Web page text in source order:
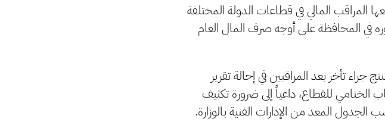
المراقب المالي في قطاعات الدولة المختلفة
في المحافظة على أوجه صرف المال العام
جراء تأخر بعد المراقبين في إحالة تقرير
الختامي للقطاع، داعياً إلى ضرورة تكثيف
المعد من الإدارات الفنية بالوزارة.